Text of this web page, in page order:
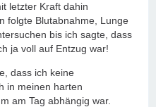
letzter Kraft dahin
folgte Blutabnahme, Lunge
bis ich sagte, dass
ja voll auf Entzug war!
dass ich keine
in meinen harten
am Tag abhängig war.